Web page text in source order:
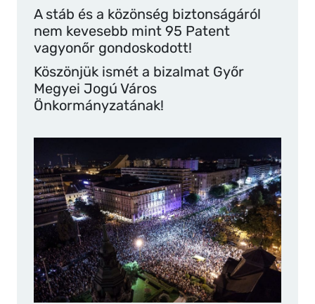
A stáb és a közönség biztonságáról
nem kevesebb mint 95 Patent
vagyonőr gondoskodott!
Köszönjük ismét a bizalmat Győr
Megyei Jogú Város
Önkormányzatának!